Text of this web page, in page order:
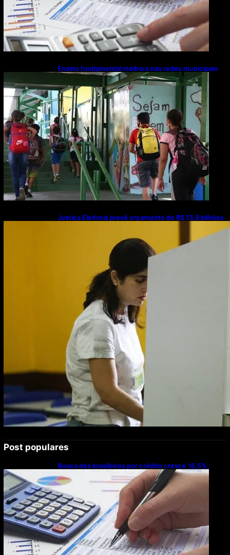
Ensino fundamental melhora nas redes municipais
Justiça Eleitoral prevê orçamento de R$ 13,9 bilhões
Post populares
Busca dos brasileiros por crédito cresce 16,5%;
Mato Grosso lidera ranking entre estados